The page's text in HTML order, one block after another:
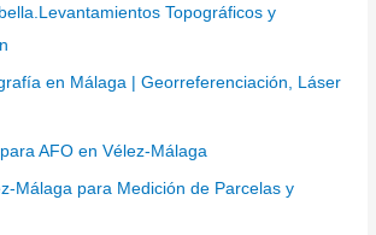
Topográficos y
en Málaga | Georreferenciación, Láser
AFO en Vélez-Málaga
Málaga para Medición de Parcelas y